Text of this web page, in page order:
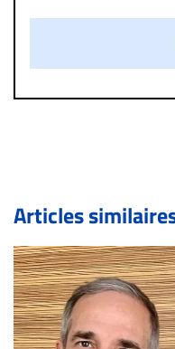
diffamatoire. Si
un commentaire
immédiatement
de validation, un droit
Bien à vous,
La Rédaction de Droit-
Articles